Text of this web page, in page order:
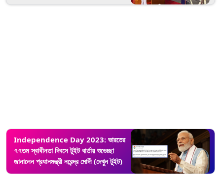
Independence Day 2023: ভারতের
৭৭তম স্বাধীনতা দিবসে টুইট বার্তায় শুভেচ্ছা
জানালেন প্রধানমন্ত্রী নরেন্দ্র মোদী (দেখুন টুইট)